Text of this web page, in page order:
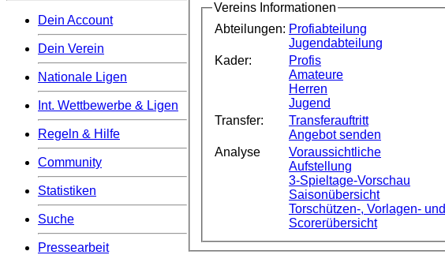
Dein Account
Dein Verein
Nationale Ligen
Int. Wettbewerbe & Ligen
Regeln & Hilfe
Community
Statistiken
Suche
Pressearbeit
Vereins Informationen
Abteilungen: Profiabteilung
Jugendabteilung
Kader:
Profis
Amateure
Herren
Jugend
Transfer:
Transferauftritt
Angebot senden
Analyse
Voraussichtliche
Aufstellung
3-Spieltage-Vorschau
Saisonübersicht
Torschützen-, Vorlagen- und
Scorerübersicht